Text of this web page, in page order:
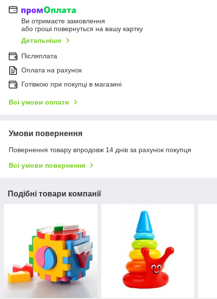
Ви отримаєте замовлення
або гроші повернуться на вашу картку
Детальніше
Післяплата
Оплата на рахунок
Готівкою при покупці в магазині
Всі умови оплати
Умови повернення
Повернення товару впродовж 14 днів за рахунок покупця
Всі умови повернення
Подібні товари компанії